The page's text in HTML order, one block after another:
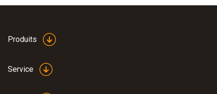
Produits
Service